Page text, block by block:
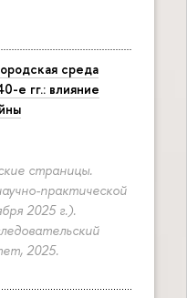
среда
е гг.: влияние
страницы.
практической
2025 г.).
2025.